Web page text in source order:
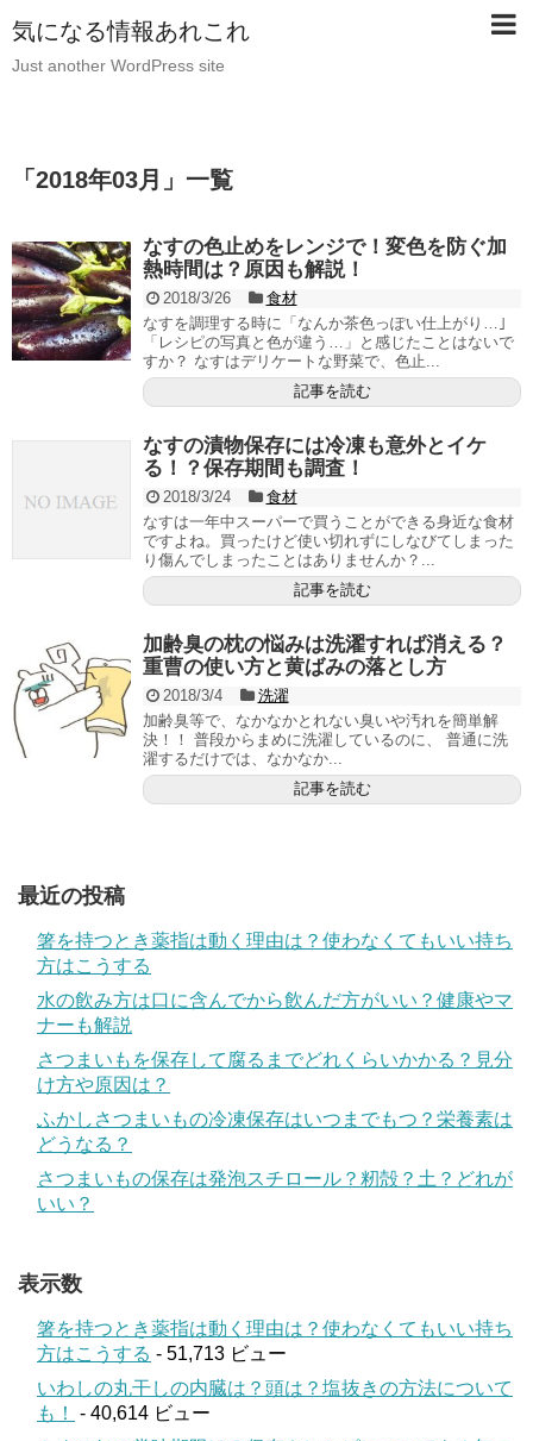
気になる情報あれこれ
Just another WordPress site
「 2018年03月 」 一覧
なすの色止めをレンジで！変色を防ぐ加
熱時間は？原因も解説！
2018/3/26
食材
なすを調理する時に「なんか茶色っぽい仕上がり…｣
「レシピの写真と色が違う…」と感じたことはないで
すか？ なすはデリケートな野菜で、色止...
記事を読む
なすの漬物保存には冷凍も意外とイケ
る！？保存期間も調査！
2018/3/24
食材
なすは一年中スーパーで買うことができる身近な食材
ですよね。買ったけど使い切れずにしなびてしまった
り傷んでしまったことはありませんか？...
記事を読む
加齢臭の枕の悩みは洗濯すれば消える？
重曹の使い方と黄ばみの落とし方
2018/3/4
洗濯
加齢臭等で、なかなかとれない臭いや汚れを簡単解
決！！ 普段からまめに洗濯しているのに、 普通に洗
濯するだけでは、なかなか...
記事を読む
最近の投稿
箸を持つとき薬指は動く理由は？使わなくてもいい持ち
方はこうする
水の飲み方は口に含んでから飲んだ方がいい？健康やマ
ナーも解説
さつまいもを保存して腐るまでどれくらいかかる？見分
け方や原因は？
ふかしさつまいもの冷凍保存はいつまでもつ？栄養素は
どうなる？
さつまいもの保存は発泡スチロール？籾殻？土？どれが
いい？
表示数
箸を持つとき薬指は動く理由は？使わなくてもいい持ち
方はこうする - 51,713 ビュー
いわしの丸干しの内臓は？頭は？塩抜きの方法について
も！
- 40,614 ビュー